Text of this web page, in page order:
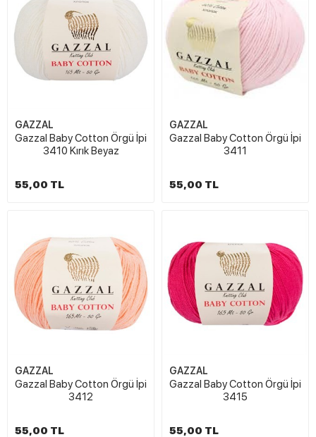
GAZZAL
Gazzal Baby Cotton Örgü İpi
3410 Kırık Beyaz
55,00 TL
GAZZAL
Gazzal Baby Cotton Örgü İpi
3411
55,00 TL
GAZZAL
Gazzal Baby Cotton Örgü İpi
3412
55,00 TL
GAZZAL
Gazzal Baby Cotton Örgü İpi
3415
55,00 TL